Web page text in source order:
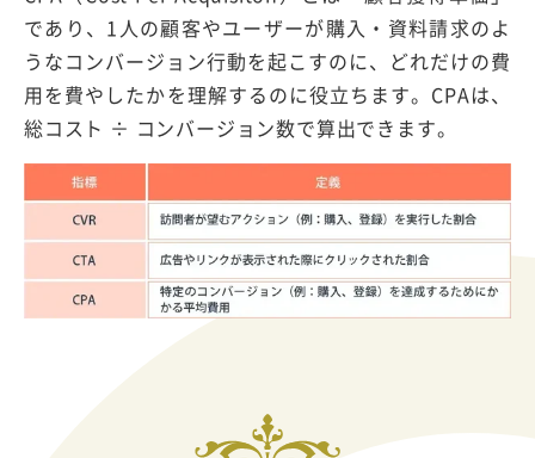
であり、1人の顧客やユーザーが購入・資料請求のよ
うなコンバージョン行動を起こすのに、どれだけの費
用を費やしたかを理解するのに役立ちます。CPAは、
総コスト ÷ コンバージョン数で算出できます。